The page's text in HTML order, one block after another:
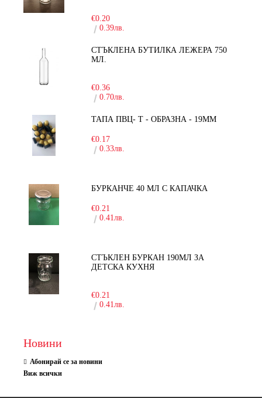
€0.20
0.39лв.
СТЪКЛЕНА БУТИЛКА ЛЕЖЕРА 750
МЛ.
€0.36
0.70лв.
ТАПА ПВЦ- Т - ОБРАЗНА - 19ММ
€0.17
0.33лв.
БУРКАНЧЕ 40 МЛ С КАПАЧКА
€0.21
0.41лв.
СТЪКЛЕН БУРКАН 190МЛ ЗА
ДЕТСКА КУХНЯ
€0.21
0.41лв.
Новини
Абонирай се за новини
Виж всички